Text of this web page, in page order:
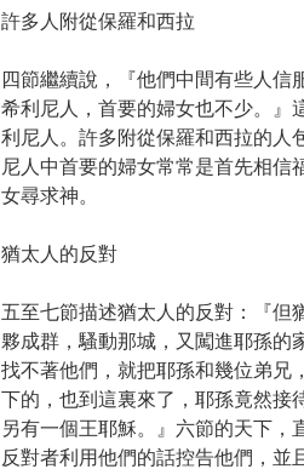
許多人附從保羅和西拉
四節繼續說，『他們中間有些人
希利尼人，首要的婦女也不少。』
利尼人。許多附從保羅和西拉的人
尼人中首要的婦女常常是首先相信
女尋求神。
猶太人的反對
五至七節描述猶太人的反對：『但
夥成群，騷動那城，又闖進耶孫的
找不著他們，就把耶孫和幾位弟兄
下的，也到這裏來了，耶孫竟然接
另有一個王耶穌。』六節的天下，
反對者利用他們的話控告他們，並